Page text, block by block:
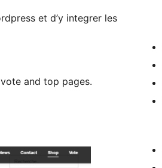
et d’y integrer les
and top pages.